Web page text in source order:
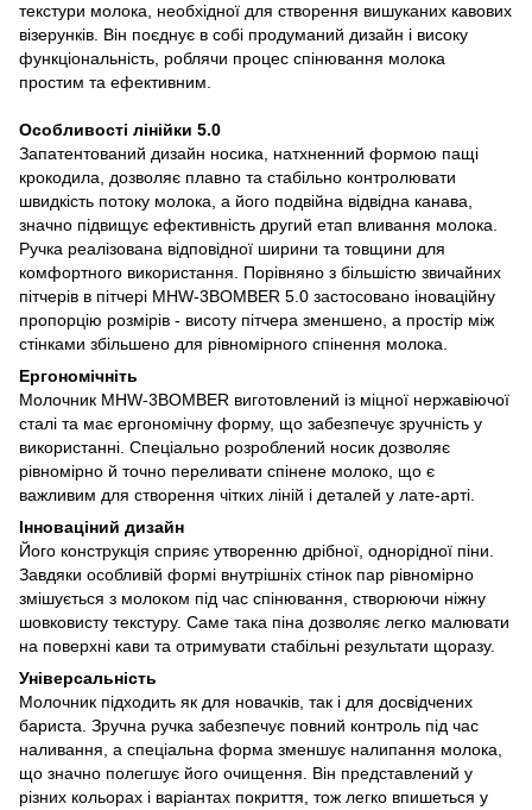
текстури молока, необхідної для створення вишуканих кавових
візерунків. Він поєднує в собі продуманий дизайн і високу
функціональність, роблячи процес спінювання молока
простим та ефективним.
Особливості лінійки 5.0
Запатентований дизайн носика, натхненний формою пащі
крокодила, дозволяє плавно та стабільно контролювати
швидкість потоку молока, а його подвійна відвідна канава,
значно підвищує ефективність другий етап вливання молока.
Ручка реалізована відповідної ширини та товщини для
комфортного використання. Порівняно з більшістю звичайних
пітчерів в пітчері MHW-3BOMBER 5.0 застосовано іноваційну
пропорцію розмірів - висоту пітчера зменшено, а простір між
стінками збільшено для рівномірного спінення молока.
Ергономічніть
Молочник MHW-3BOMBER виготовлений із міцної нержавіючої
сталі та має ергономічну форму, що забезпечує зручність у
використанні. Спеціально розроблений носик дозволяє
рівномірно й точно переливати спінене молоко, що є
важливим для створення чітких ліній і деталей у лате-арті.
Інноваціний дизайн
Його конструкція сприяє утворенню дрібної, однорідної піни.
Завдяки особливій формі внутрішніх стінок пар рівномірно
змішується з молоком під час спінювання, створюючи ніжну
шовковисту текстуру. Саме така піна дозволяє легко малювати
на поверхні кави та отримувати стабільні результати щоразу.
Універсальність
Молочник підходить як для новачків, так і для досвідчених
бариста. Зручна ручка забезпечує повний контроль під час
наливання, а спеціальна форма зменшує налипання молока,
що значно полегшує його очищення. Він представлений у
різних кольорах і варіантах покриття, тож легко впишеться у